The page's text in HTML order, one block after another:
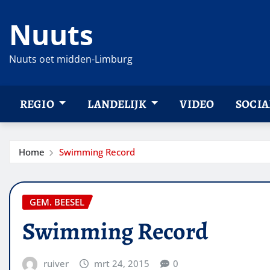
naar
inhoud
Nuuts
Nuuts oet midden-Limburg
REGIO LANDELIJK VIDEO
Home Swimming Record
GEM. BEESEL
Swimming Record
ruiver mrt 24, 2015 0